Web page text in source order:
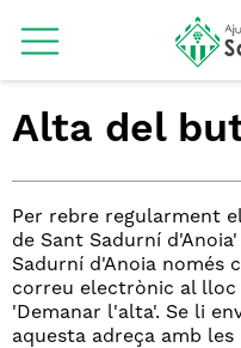
Alta del
Per rebre regularment
de Sant Sadurní
Sadurní d'Anoia només
correu electrònic al
'Demanar l'alta'. Se li
aquesta adreça amb